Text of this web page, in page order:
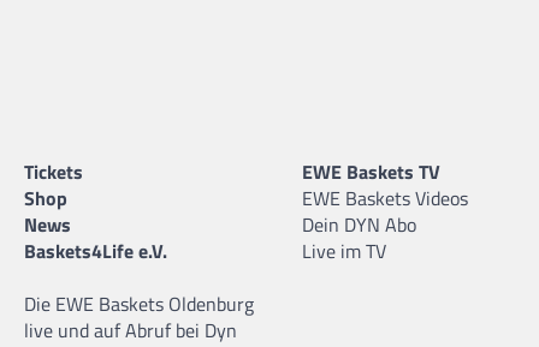
Tickets
Shop
News
Baskets4Life e.V.
Die EWE Baskets Oldenburg
live und auf Abruf bei Dyn
EWE Baskets TV
EWE Baskets Videos
Dein DYN Abo
Live im TV